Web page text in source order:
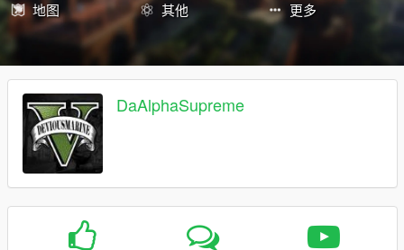
地图
其他 更多
DaAlphaSupreme